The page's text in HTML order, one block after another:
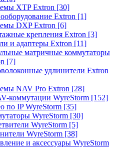
XTP Extron [30]
Extron [1]
DXP Extron [6]
крепления Extron [3]
и адаптеры Extron [11]
матричные коммутаторы
[7]
удлинители Extron
NAV Pro Extron [28]
коммутации WyreStorm [152]
по IP WyreStorm [35]
WyreStorm [30]
WyreStorm [5]
WyreStorm [38]
и аксессуары WyreStorm